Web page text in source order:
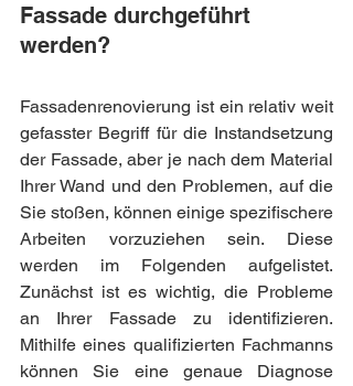
Fassade durchgeführt
werden?
Fassadenrenovierung ist ein relativ weit
gefasster Begriff für die Instandsetzung
der Fassade, aber je nach dem Material
Ihrer Wand und den Problemen, auf die
Sie stoßen, können einige spezifischere
Arbeiten vorzuziehen sein. Diese
werden im Folgenden aufgelistet.
Zunächst ist es wichtig, die Probleme
an Ihrer Fassade zu identifizieren.
Mithilfe eines qualifizierten Fachmanns
können Sie eine genaue Diagnose